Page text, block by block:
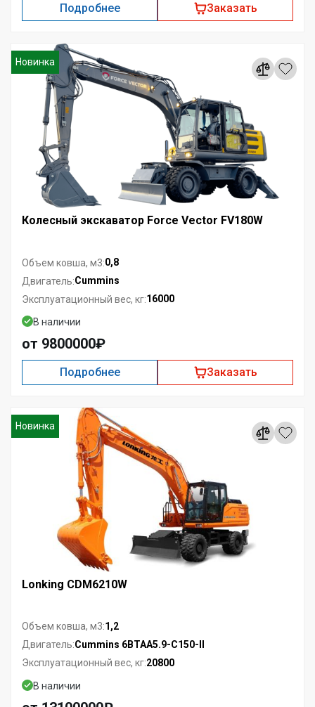
Подробнее Заказать
Новинка
Колесный экскаватор Force Vector FV180W
Объем ковша, м3:0,8
Двигатель:Cummins
Эксплуатационный вес, кг:16000
В наличии
от 9800000₽
Подробнее Заказать
Новинка
Lonking CDM6210W
Объем ковша, м3:1,2
Двигатель:Cummins 6BTAA5.9-C150-II
Эксплуатационный вес, кг:20800
В наличии